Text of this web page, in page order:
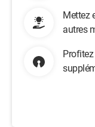
Mettez
autres